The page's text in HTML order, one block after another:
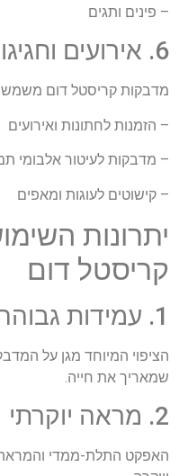
– פינים ותגים
6. אירועים וחגיגות
מדבקות קריסטל דום
– הזמנות לחתונות ואירועים
– מדבקות לעיטור אלבומי
– קישוטים לעוגות ומאפים
יתרונות
קריסטל דום
1. עמידות גבוהה
הציפוי המיוחד מגן על
שמאריך את חייה.
2. מראה יוקרתי
האפקט התלת-ממדי